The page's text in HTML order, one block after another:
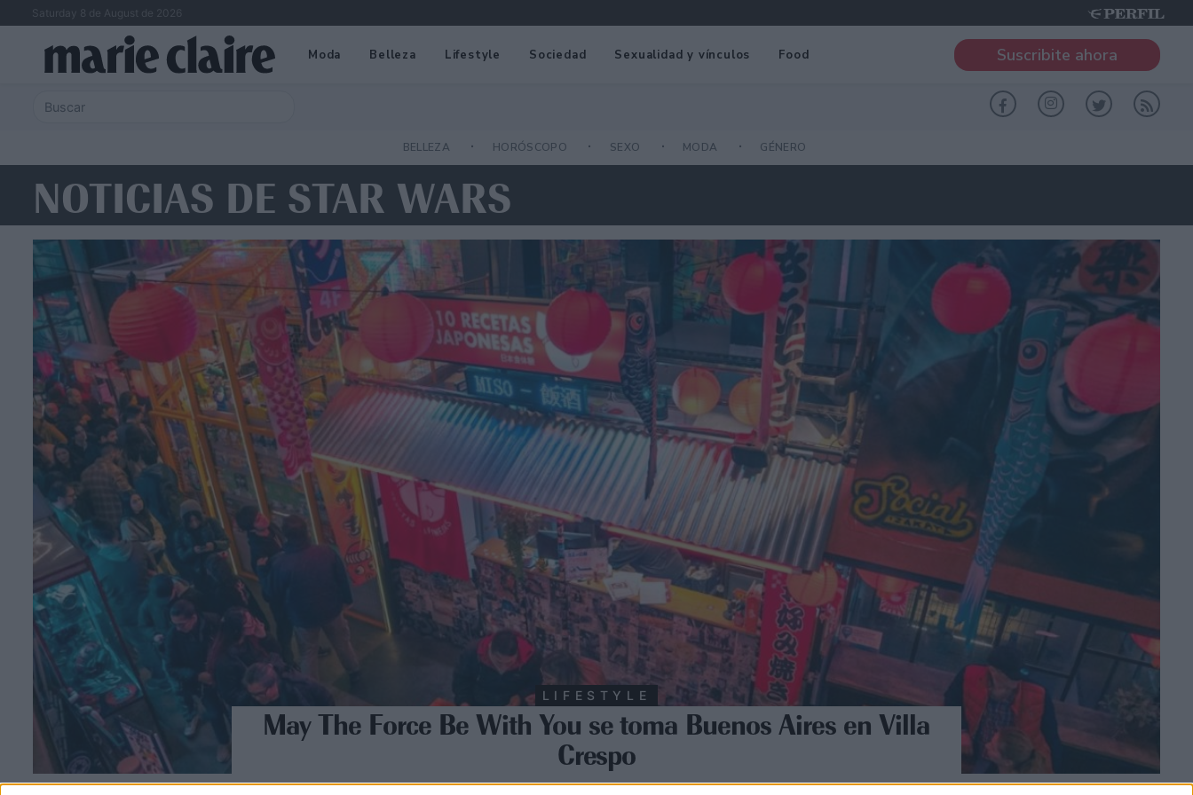
Saturday 8 de August de 2026
Moda Belleza Lifestyle Sociedad Sexualidad y vínculos Food Suscribite ahora
BELLEZA HORÓSCOPO SEXO MODA GÉNERO
NOTICIAS DE STAR WARS
LIFESTYLE
May The Force Be With You se toma Buenos Aires en Villa
Crespo